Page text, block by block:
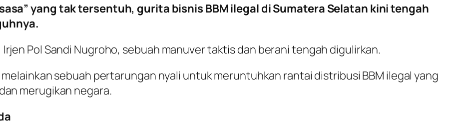
yang tak tersentuh, gurita bisnis BBM ilegal di Sumatera Selatan kini tengah
Pol Sandi Nugroho, sebuah manuver taktis dan berani tengah digulirkan.
sebuah pertarungan nyali untuk meruntuhkan rantai distribusi BBM ilegal yang
merugikan negara.